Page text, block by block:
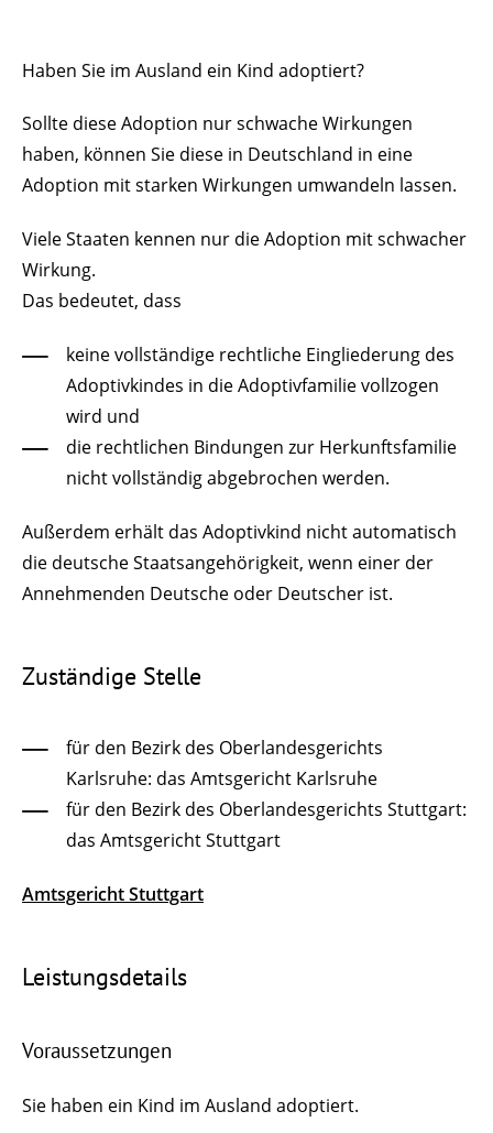
Haben Sie im Ausland ein Kind adoptiert?
Sollte diese Adoption nur schwache Wirkungen
haben, können Sie diese in Deutschland in eine
Adoption mit starken Wirkungen umwandeln lassen.
Viele Staaten kennen nur die Adoption mit schwacher
Wirkung.
Das bedeutet, dass
keine vollständige rechtliche Eingliederung des
Adoptivkindes in die Adoptivfamilie vollzogen
wird und
die rechtlichen Bindungen zur Herkunftsfamilie
nicht vollständig abgebrochen werden.
Außerdem erhält das Adoptivkind nicht automatisch
die deutsche Staatsangehörigkeit, wenn einer der
Annehmenden Deutsche oder Deutscher ist.
Zuständige Stelle
für den Bezirk des Oberlandesgerichts
Karlsruhe: das Amtsgericht Karlsruhe
für den Bezirk des Oberlandesgerichts Stuttgart:
das Amtsgericht Stuttgart
Amtsgericht Stuttgart
Leistungsdetails
Voraussetzungen
Sie haben ein Kind im Ausland adoptiert.